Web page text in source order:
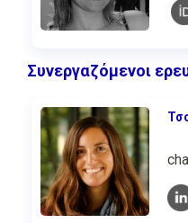
Συνεργαζόμενοι